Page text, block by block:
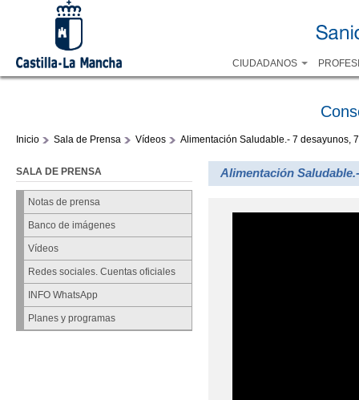
CIUDADANOS
Inicio Sala de Prensa Vídeos Alimentación Saludable.- 7 desayunos,
SALA DE PRENSA
Notas de prensa
Banco de imágenes
Vídeos
Redes sociales. Cuentas oficiales
INFO WhatsApp
Planes y programas
Alimentación